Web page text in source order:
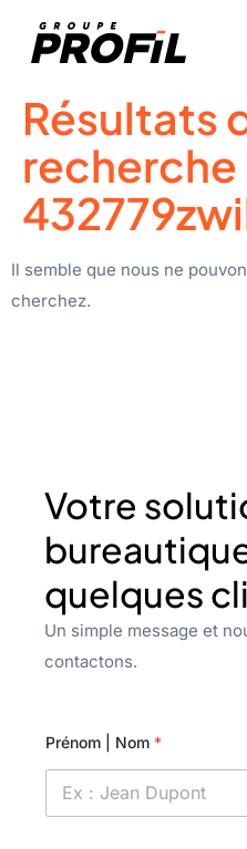
Résultats
recherche
Il semble que nous ne
cherchez.
Votre
quelques
Un simple message et
contactons.
Prénom | Nom *